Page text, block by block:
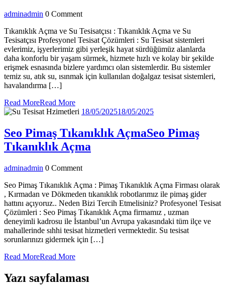
adminadmin 0 Comment
Tıkanıklık Açma ve Su Tesisatçısı : Tıkanıklık Açma ve Su
Tesisatçısı Profesyonel Tesisat Çözümleri : Su Tesisat sistemleri
evlerimiz, işyerlerimiz gibi yerleşik hayat sürdüğümüz alanlarda
daha konforlu bir yaşam sürmek, hizmete hızlı ve kolay bir şekilde
erişmek esnasında bizlere yardımcı olan sistemlerdir. Bu sistemler
temiz su, atık su, ısınmak için kullanılan doğalgaz tesisat sistemleri,
havalandırma […]
Read MoreRead More
18/05/202518/05/2025
Seo Pimaş Tıkanıklık AçmaSeo Pimaş
Tıkanıklık Açma
adminadmin 0 Comment
Seo Pimaş Tıkanıklık Açma : Pimaş Tıkanıklık Açma Firması olarak
, Kırmadan ve Dökmeden tıkanıklık robotlarımız ile pimaş gider
hattını açıyoruz.. Neden Bizi Tercih Etmelisiniz? Profesyonel Tesisat
Çözümleri : Seo Pimaş Tıkanıklık Açma firmamız , uzman
deneyimli kadrosu ile İstanbul’un Avrupa yakasındaki tüm ilçe ve
mahallerinde sıhhi tesisat hizmetleri vermektedir. Su tesisat
sorunlarınızı gidermek için […]
Read MoreRead More
Yazı sayfalaması